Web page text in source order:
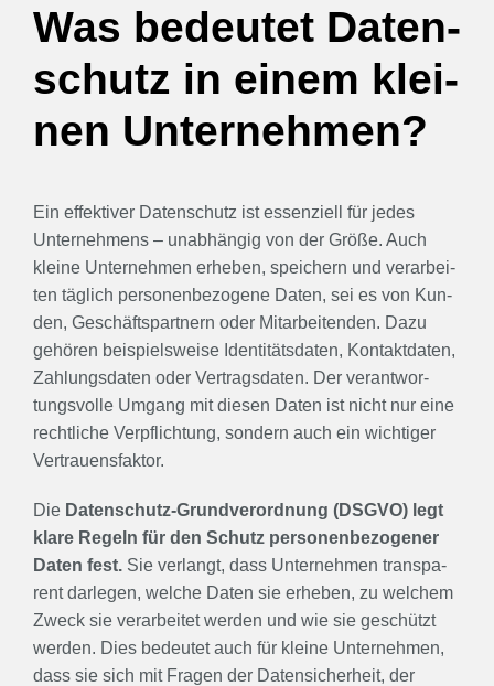
Was bedeu­tet Daten­
schutz in einem klei­
nen Unter­neh­men?
Ein effek­ti­ver Daten­schutz ist essen­zi­ell für jedes
Unter­neh­mens – unab­hän­gig von der Grö­ße. Auch
klei­ne Unter­neh­men erhe­ben, spei­chern und ver­ar­bei­
ten täg­lich per­so­nen­be­zo­ge­ne Daten, sei es von Kun­
den, Geschäfts­part­nern oder Mit­ar­bei­ten­den. Dazu
gehö­ren bei­spiels­wei­se Iden­ti­täts­da­ten, Kon­takt­da­ten,
Zah­lungs­da­ten oder Ver­trags­da­ten. Der ver­ant­wor­
tungs­vol­le Umgang mit die­sen Daten ist nicht nur eine
recht­li­che Ver­pflich­tung, son­dern auch ein wich­ti­ger
Ver­trau­ens­fak­tor.
DieDaten­schutz-Grund­ver­ord­nung (DSGVO) legt
kla­re Regeln für den Schutz per­so­nen­be­zo­ge­ner
Daten fest.Sie ver­langt, dass Unter­neh­men trans­pa­
rent dar­le­gen, wel­che Daten sie erhe­ben, zu wel­chem
Zweck sie ver­ar­bei­tet wer­den und wie sie geschützt
wer­den. Dies bedeu­tet auch für klei­ne Unter­neh­men,
dass sie sich mit Fra­gen der Daten­si­cher­heit, der